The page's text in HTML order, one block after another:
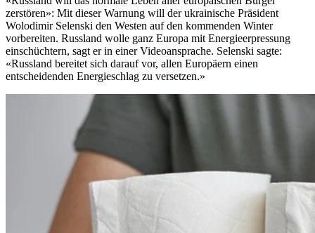
zerstören»: Mit dieser Warnung will der ukrainische Präsident
Wolodimir Selenski den Westen auf den kommenden Winter
vorbereiten. Russland wolle ganz Europa mit Energieerpressung
einschüchtern, sagt er in einer Videoansprache. Selenski sagte:
«Russland bereitet sich darauf vor, allen Europäern einen
entscheidenden Energieschlag zu versetzen.»